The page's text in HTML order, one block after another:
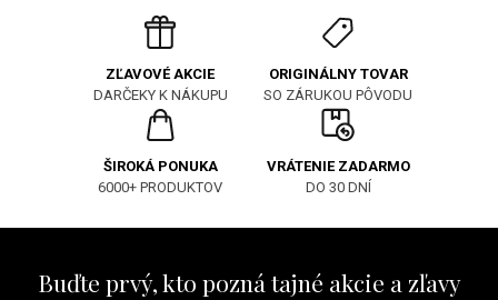
ZĽAVOVÉ AKCIE
DARČEKY K NÁKUPU
ORIGINÁLNY TOVAR
SO ZÁRUKOU PÔVODU
ŠIROKÁ PONUKA
6000+ PRODUKTOV
VRÁTENIE ZADARMO
DO 30 DNÍ
Buďte prvý, kto pozná tajné akcie a zľavy